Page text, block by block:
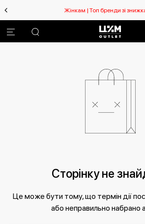
Жінкам | Топ бренди зі знижками!
Сторінку не
Це може бути тому, що термін дії
або неправильно набрано